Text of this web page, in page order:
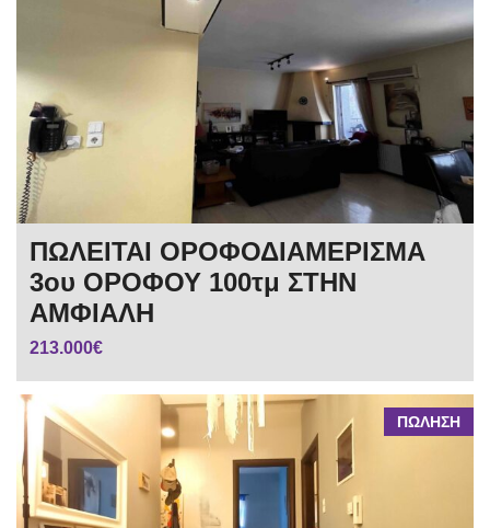
ΠΩΛΕΙΤΑΙ ΟΡΟΦΟΔΙΑΜΕΡΙΣΜΑ
3ου ΟΡΟΦΟΥ 100τμ ΣΤΗΝ
ΑΜΦΙΑΛΗ
213.000€
ΠΩΛΗΣΗ